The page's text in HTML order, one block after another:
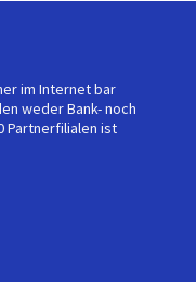
im Internet bar
weder Bank- noch
Partnerfilialen ist